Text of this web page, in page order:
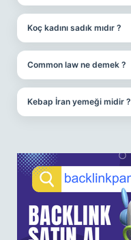
Koç kadını sadık mıdır ?
Common law ne demek ?
Kebap İran yemeği midir ?